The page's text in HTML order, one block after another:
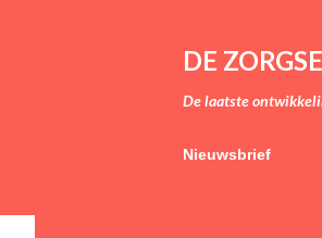
DE
De laatste
Nieuwsbrief